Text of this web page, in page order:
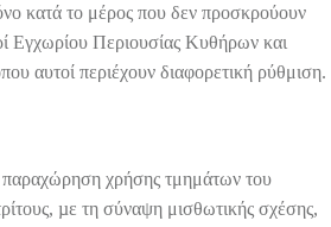
κατά το μέρος που δεν προσκρούουν
Εγχωρίου Περιουσίας Κυθήρων και
αυτοί περιέχουν διαφορετική ρύθμιση.
παραχώρηση χρήσης τμημάτων του
µε τη σύναψη μισθωτικής σχέσης,